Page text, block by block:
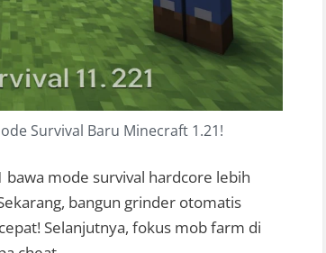
Survival Baru Minecraft 1.21!
bawa mode survival hardcore lebih
bangun grinder otomatis
Selanjutnya, fokus mob farm di